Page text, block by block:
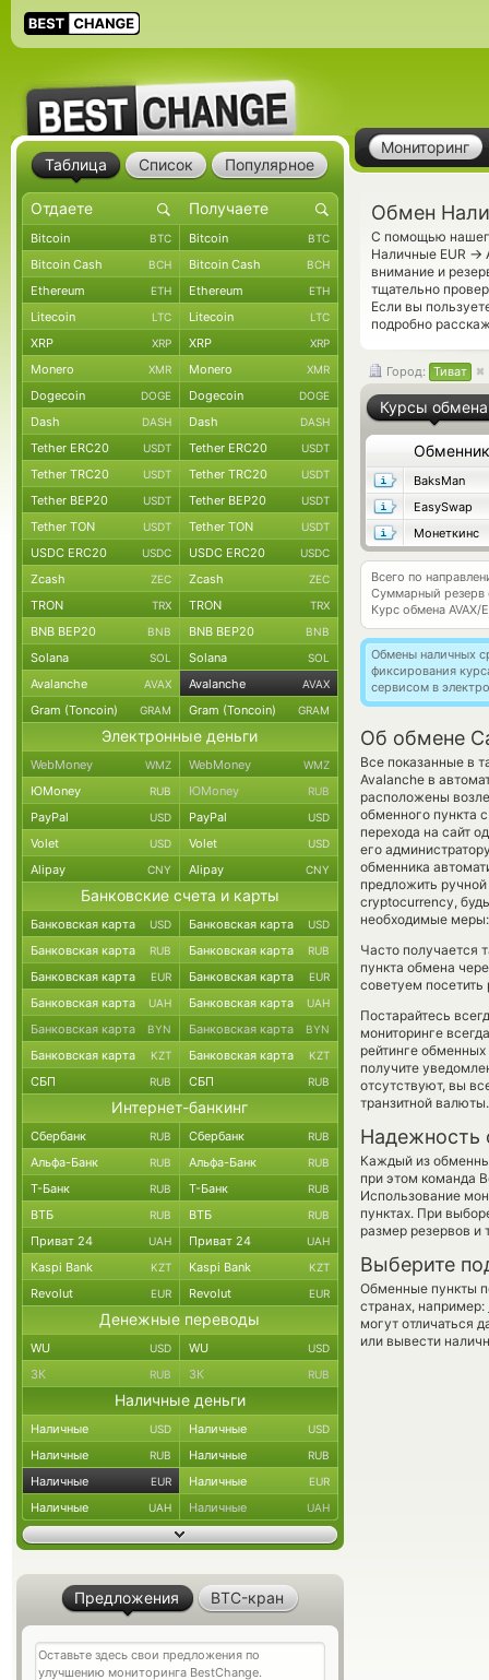
Мониторинг
Обмен
С помощью
Наличные EUR →
внимание и
тщательно
Если вы
подробно
Город: Тиват
Курсы обмена
Обменник
BaksMan
EasySwap
Монеткинс
Всего по
Суммарный резерв
Курс обмена AVAX/
Обмены наличных
фиксирования
сервисом в
Об обмене
Все показанные в
Avalanche в
расположены
обменного пункта
перехода на сайт
его
обменника
предложить
cryptocurrency,
необходимые
Часто получается
пункта обмена
советуем посетить
Постарайтесь
мониторинге
рейтинге
получите
отсутствуют, вы
транзитной валюты.
Надежность
Каждый из
при этом команда
Использование
пунктах. При
размер резервов и
Выберите
Обменные пункты
странах, например:
могут отличаться
или вывести
Таблица Список Популярное
Bitcoin BTC Bitcoin BTC
Bitcoin Cash BCH Bitcoin Cash BCH
Ethereum ETH Ethereum ETH
Litecoin LTC Litecoin LTC
XRP XRP XRP XRP
Monero XMR Monero XMR
Dogecoin DOGE Dogecoin DOGE
Dash DASH Dash DASH
Tether ERC20 USDT Tether ERC20 USDT
Tether TRC20 USDT Tether TRC20 USDT
Tether BEP20 USDT Tether BEP20 USDT
Tether TON USDT Tether TON USDT
USDC ERC20 USDC USDC ERC20 USDC
Zcash ZEC Zcash ZEC
TRON TRX TRON TRX
BNB BEP20 BNB BNB BEP20 BNB
Solana SOL Solana SOL
Avalanche AVAX Avalanche AVAX
Gram (Toncoin) GRAM Gram (Toncoin) GRAM
Электронные деньги
WebMoney WMZ WebMoney WMZ
ЮMoney RUB ЮMoney RUB
PayPal USD PayPal USD
Volet USD Volet USD
Alipay CNY Alipay CNY
Банковские счета и карты
Банковская карта USD Банковская карта USD
Банковская карта RUB Банковская карта RUB
Банковская карта EUR Банковская карта EUR
Банковская карта UAH Банковская карта UAH
Банковская карта BYN Банковская карта BYN
Банковская карта KZT Банковская карта KZT
СБП RUB СБП RUB
Интернет-банкинг
Сбербанк RUB Сбербанк RUB
Альфа-Банк RUB Альфа-Банк RUB
Т-Банк RUB Т-Банк RUB
ВТБ RUB ВТБ RUB
Приват 24 UAH Приват 24 UAH
Kaspi Bank KZT Kaspi Bank KZT
Revolut EUR Revolut EUR
Денежные переводы
WU USD WU USD
ЗК RUB ЗК RUB
Наличные деньги
Наличные USD Наличные USD
Наличные RUB Наличные RUB
Наличные EUR Наличные EUR
Наличные UAH Наличные UAH
Предложения BTC-кран